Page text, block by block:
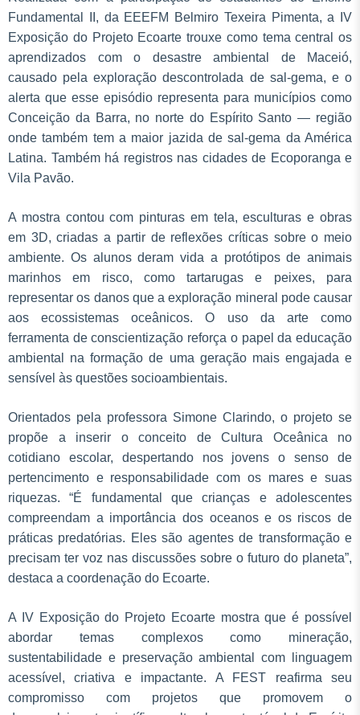
Fundamental II, da EEEFM Belmiro Texeira Pimenta, a IV
Exposição do Projeto Ecoarte trouxe como tema central os
aprendizados com o desastre ambiental de Maceió,
causado pela exploração descontrolada de sal-gema, e o
alerta que esse episódio representa para municípios como
Conceição da Barra, no norte do Espírito Santo — região
onde também tem a maior jazida de sal-gema da América
Latina. Também há registros nas cidades de Ecoporanga e
Vila Pavão.
A mostra contou com pinturas em tela, esculturas e obras
em 3D, criadas a partir de reflexões críticas sobre o meio
ambiente. Os alunos deram vida a protótipos de animais
marinhos em risco, como tartarugas e peixes, para
representar os danos que a exploração mineral pode causar
aos ecossistemas oceânicos. O uso da arte como
ferramenta de conscientização reforça o papel da educação
ambiental na formação de uma geração mais engajada e
sensível às questões socioambientais.
Orientados pela professora Simone Clarindo, o projeto se
propõe a inserir o conceito de Cultura Oceânica no
cotidiano escolar, despertando nos jovens o senso de
pertencimento e responsabilidade com os mares e suas
riquezas. “É fundamental que crianças e adolescentes
compreendam a importância dos oceanos e os riscos de
práticas predatórias. Eles são agentes de transformação e
precisam ter voz nas discussões sobre o futuro do planeta”,
destaca a coordenação do Ecoarte.
A IV Exposição do Projeto Ecoarte mostra que é possível
abordar temas complexos como mineração,
sustentabilidade e preservação ambiental com linguagem
acessível, criativa e impactante. A FEST reafirma seu
compromisso com projetos que promovem o